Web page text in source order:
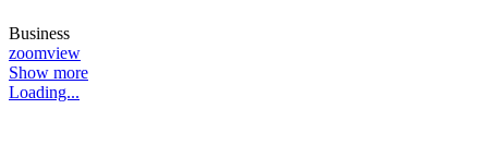
Business
zoomview
Show more
Loading...